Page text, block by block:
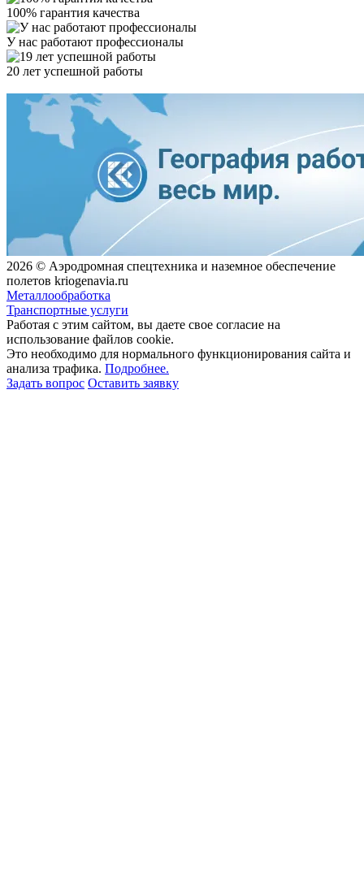
100% гарантия качества
У нас работают профессионалы
20 лет успешной работы
2026 © Аэродромная спецтехника и наземное обеспечение
полетов kriogenavia.ru
Металлообработка
Транспортные услуги
Работая с этим сайтом, вы даете свое согласие на
использование файлов cookie.
Это необходимо для нормального функционирования сайта и
анализа трафика. Подробнее.
Задать вопрос Оставить заявку